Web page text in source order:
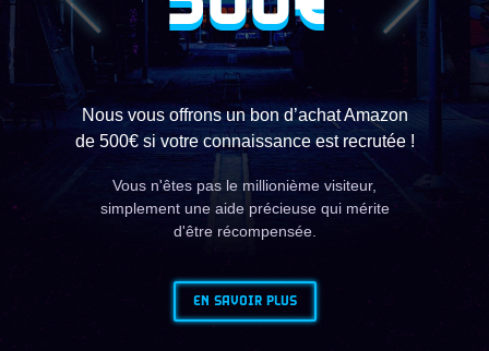
Nous vous offrons un bon d’achat Amazon
de 500€ si votre connaissance est recrutée !
Vous n'êtes pas le millionième visiteur,
simplement une aide précieuse qui mérite
d'être récompensée.
EN SAVOIR PLUS